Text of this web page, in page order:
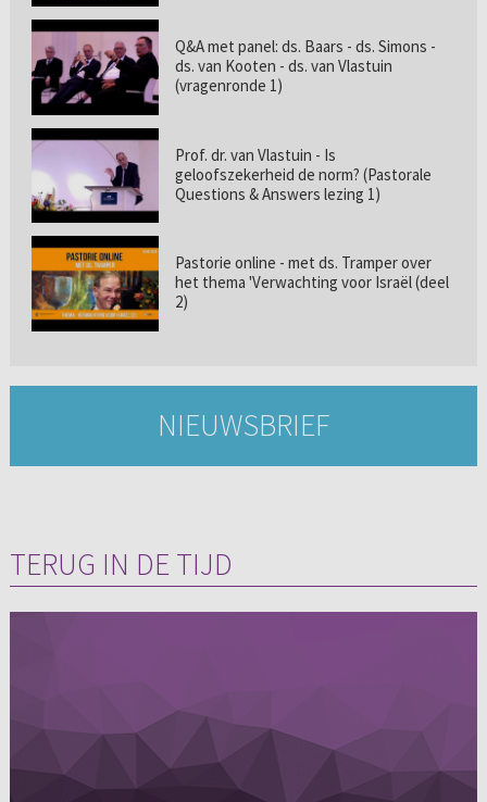
Q&A met panel: ds. Baars - ds. Simons -
ds. van Kooten - ds. van Vlastuin
(vragenronde 1)
Prof. dr. van Vlastuin - Is
geloofszekerheid de norm? (Pastorale
Questions & Answers lezing 1)
Pastorie online - met ds. Tramper over
het thema 'Verwachting voor Israël (deel
2)
NIEUWSBRIEF
TERUG IN DE TIJD